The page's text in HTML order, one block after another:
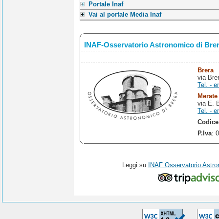
Portale Inaf
Vai al portale Media Inaf
INAF-Osservatorio Astronomico di
Brera
via
Tel. -
Merate
via E.
Tel. -
P.Iva:
Leggi su INAF Osservatorio